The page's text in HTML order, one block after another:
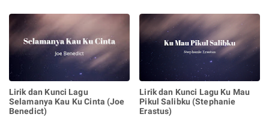
Lirik dan Kunci Lagu
Selamanya Kau Ku Cinta (Joe
Benedict)
Lirik dan Kunci Lagu Ku Mau
Pikul Salibku (Stephanie
Erastus)